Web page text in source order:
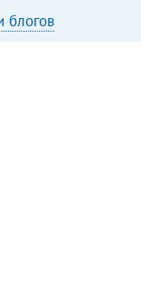
блогов